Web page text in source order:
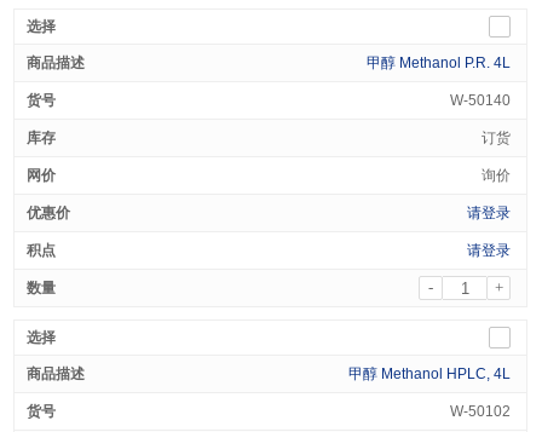
甲醇 Methanol P.R. 4L
W-50140
订货
询价
请登录
请登录
- +
甲醇 Methanol HPLC, 4L
W-50102